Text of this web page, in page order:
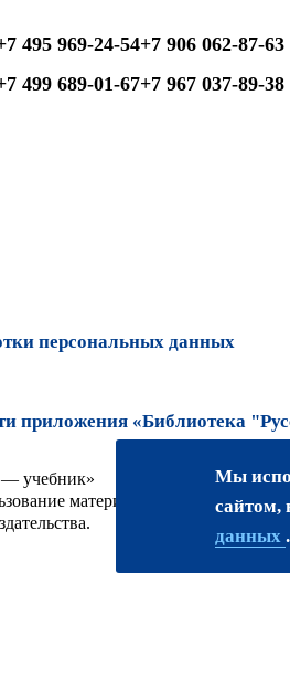
495 969-24-54
499 689-01-67
+7 906 062-87-63
+7 967 037-89-38
персональных данных
приложения «Библиотека
учебник»
материалов сайта возможно
Мы
сайтом,
данных .